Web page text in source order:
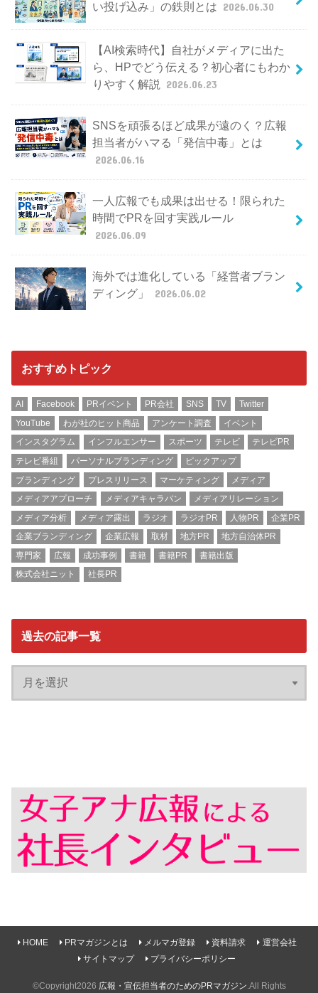
い投げ込み」の鉄則とは 2026.06.30
【AI検索時代】自社がメディアに出た
ら、HPでどう伝える？初心者にもわか
りやすく解説
2026.06.23
SNSを頑張るほど成果が遠のく？広報
担当者がハマる「発信中毒」とは
2026.06.16
一人広報でも成果は出せる！限られた
時間でPRを回す実践ルール
2026.06.09
海外では進化している「経営者ブラン
ディング」
2026.06.02
おすすめトピック
AI Facebook PRイベント PR会社 SNS TV
Twitter
YouTube
わが社のヒット商品 アンケート調査
イベント
インスタグラム
インフルエンサー スポーツ テレビ
テレビPR
テレビ番組
パーソナルブランディング
ピックアップ
ブランディング
プレスリリース マーケティング
メディア
メディアアプローチ
メディアキャラバン
メディアリレーション
メディア分析
メディア露出 ラジオ ラジオPR 人物PR
企業PR
企業ブランディング
企業広報 取材 地方PR
地方自治体PR
専門家
広報 成功事例 書籍 書籍PR
書籍出版
株式会社ニット
社長PR
過去の記事一覧
HOME PRマガジンとは メルマガ登録 資料請求
運営会社
サイトマップ
プライバシーポリシー
©Copyright2026 広報・宣伝担当者のためのPRマガジン .All Rights